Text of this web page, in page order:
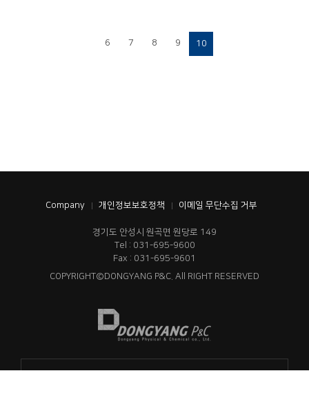
6 7 8 9 10
Company 개인정보보호정책 이메일 무단수집 거부
경기도 안성시 원곡면 원당로 149
Tel : 031-695-9600
Fax : 031-695-9601
COPYRIGHT©DONGYANG P&C. All RIGHT RESERVED